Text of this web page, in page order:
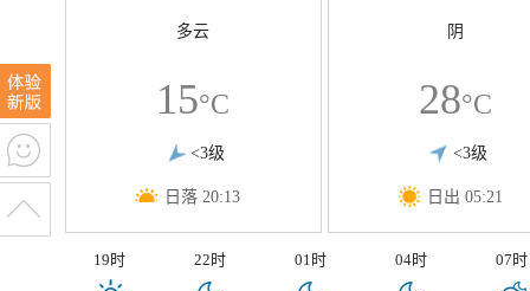
多云
15°C
<3级
日落 20:13
阴
28°C
<3级
日出 05:21
19时 22时 01时 04时 07时